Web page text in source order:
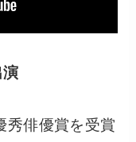
俳優賞を受賞